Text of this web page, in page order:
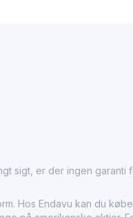
sigt, er der ingen garanti
Hos Endavu kan du